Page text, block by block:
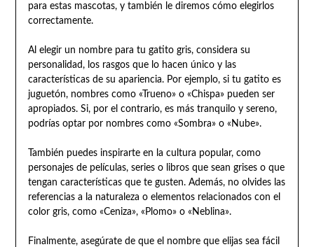
para estas mascotas, y también le diremos cómo elegirlos
correctamente.
Al elegir un nombre para tu gatito gris, considera su
personalidad, los rasgos que lo hacen único y las
características de su apariencia. Por ejemplo, si tu gatito es
juguetón, nombres como «Trueno» o «Chispa» pueden ser
apropiados. Si, por el contrario, es más tranquilo y sereno,
podrías optar por nombres como «Sombra» o «Nube».
También puedes inspirarte en la cultura popular, como
personajes de películas, series o libros que sean grises o que
tengan características que te gusten. Además, no olvides las
referencias a la naturaleza o elementos relacionados con el
color gris, como «Ceniza», «Plomo» o «Neblina».
Finalmente, asegúrate de que el nombre que elijas sea fácil